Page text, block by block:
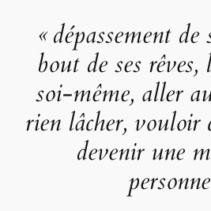
« dépassement
bout de ses
soi-même, aller
rien lâcher, vouloir
devenir une